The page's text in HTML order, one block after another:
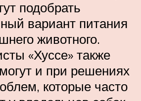
подобрать
вариант питания
животного.
«Хуссе» также
и при решениях
которые часто